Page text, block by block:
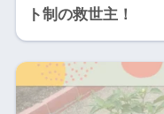
ト制の救世主！